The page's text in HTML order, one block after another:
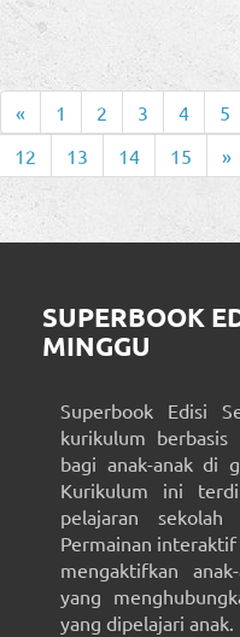
« 1 2 3 4 5
12
13 14 15 »
SUPERBOOK
MINGGU
Superbook Edisi
kurikulum berbasis
bagi anak-anak di
Kurikulum ini
pelajaran
Permainan
mengaktifkan
yang
yang dipelajari anak.